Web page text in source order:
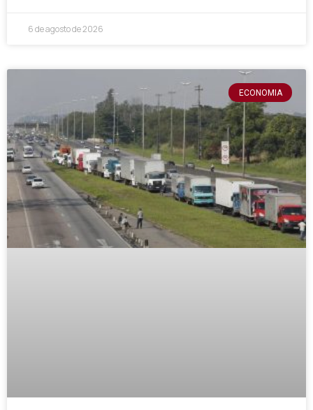
6 de agosto de 2026
ECONOMIA